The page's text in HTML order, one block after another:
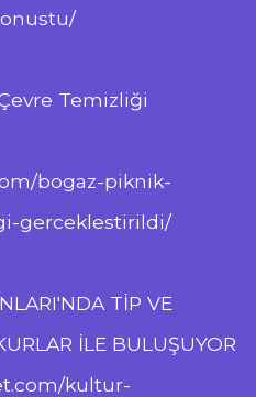
Temizliği
bogaz-piknik-
gerceklestirildi/
TİP VE
İLE BULUŞUYOR
kultur-